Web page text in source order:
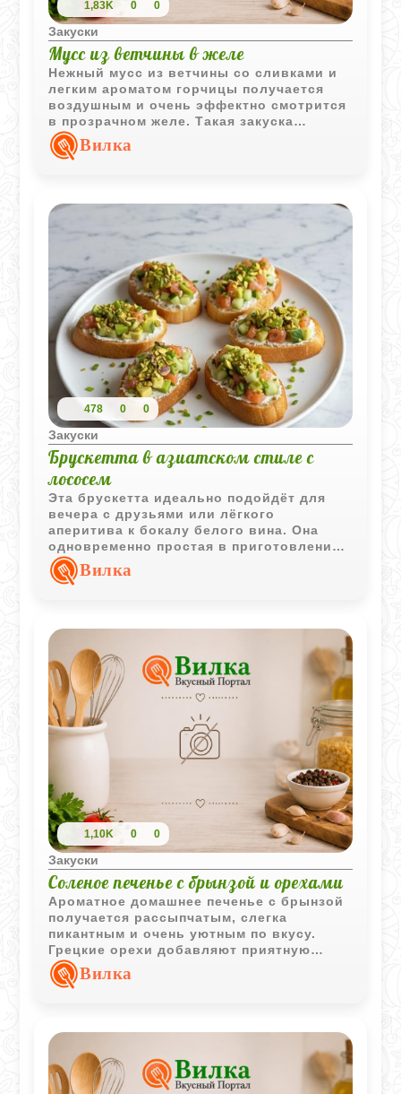
1,83K 0 0
Закуски
Мусс из ветчины в желе
Нежный мусс из ветчины со сливками и
легким ароматом горчицы получается
воздушным и очень эффектно смотрится
в прозрачном желе. Такая закуска
особенно хорошо подходит для
праздничной подачи в порционных
Вилка
478 0 0
Закуски
Брускетта в азиатском стиле с
лососем
Эта брускетта идеально подойдёт для
вечера с друзьями или лёгкого
аперитива к бокалу белого вина. Она
одновременно простая в приготовлении
и эффектная по подаче: яркие цвета,
свежие ингредиенты и неожиданный
Вилка
1,10K 0 0
Закуски
Соленое печенье с брынзой и орехами
Ароматное домашнее печенье с брынзой
получается рассыпчатым, слегка
пикантным и очень уютным по вкусу.
Грецкие орехи добавляют приятную
текстуру, а легкая перечная нотка делает
выпечку особенно интересной.
Вилка